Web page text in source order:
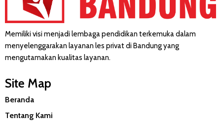
Memiliki visi menjadi lembaga pendidikan terkemuka dalam
menyelenggarakan layanan les privat di Bandung yang
mengutamakan kualitas layanan.
Site Map
Beranda
Tentang Kami